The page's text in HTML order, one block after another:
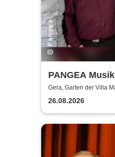
PANGEA
Lateinamerika |
Rhythmen im
Mazur
Gera, Garten der Villa
26.08.2026